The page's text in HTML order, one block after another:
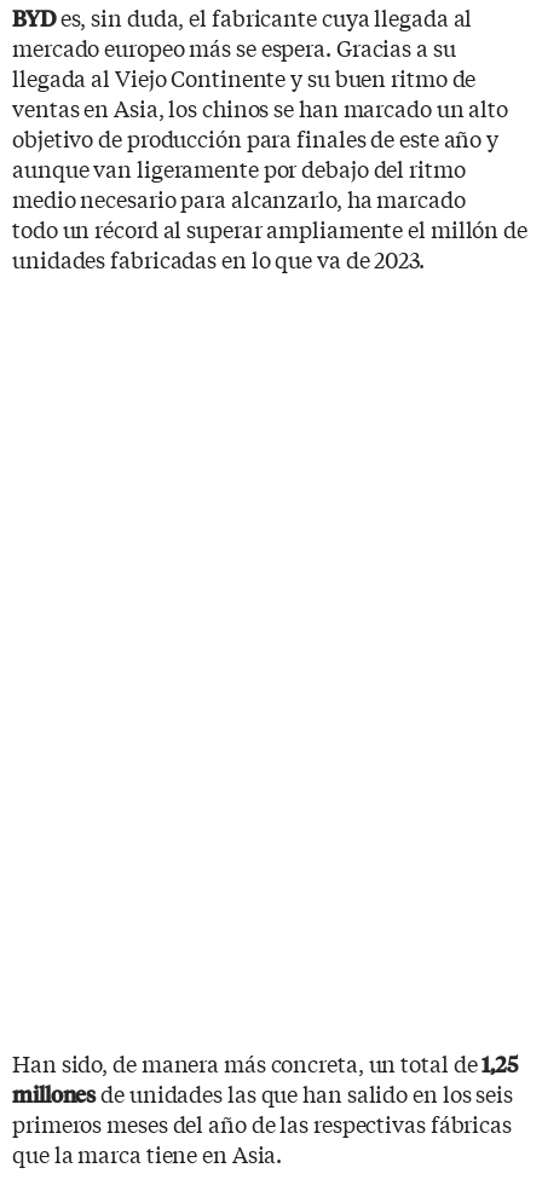
BYDes, sin duda, el fabricante cuya llegada al
mercado europeo más se espera. Gracias a su
llegada al Viejo Continente y su buen ritmo de
ventas en Asia, los chinos se han marcado un alto
objetivo de producción para finales de este año y
aunque van ligeramente por debajo del ritmo
medio necesario para alcanzarlo, ha marcado
todo un récord al superar ampliamente el millón de
unidades fabricadas en lo que va de 2023.
Han sido, de manera más concreta, un total de1,25
millonesde unidades las que han salido en los seis
primeros meses del año de las respectivas fábricas
que la marca tiene en Asia.